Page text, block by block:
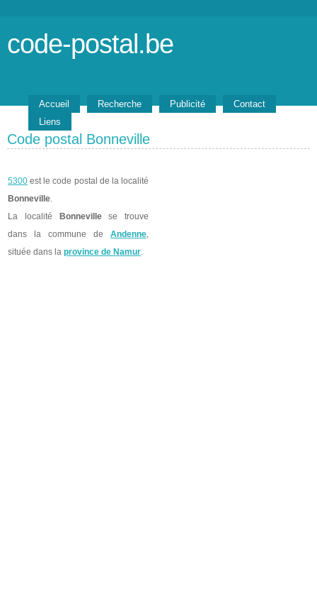
code-postal.be
Accueil Recherche Publicité
Contact
Liens
Code postal Bonneville
5300 est le code postal de la localité
Bonneville.
La localité
Bonnevillese trouve
dans la commune de Andenne,
située dans la province de Namur.